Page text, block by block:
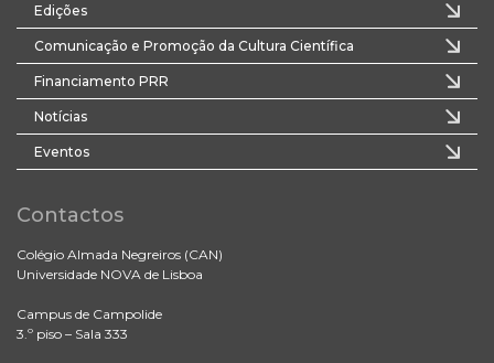
Edições
Comunicação e Promoção da Cultura Científica
Financiamento PRR
Notícias
Eventos
Contactos
Colégio Almada Negreiros (CAN)
Universidade NOVA de Lisboa
Campus de Campolide
3.º piso – Sala 333